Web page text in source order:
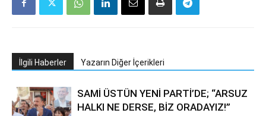
İlgili Haberler Yazarın Diğer İçerikleri
SAMİ ÜSTÜN YENİ PARTİ’DE; “ARSUZ
HALKI NE DERSE, BİZ ORADAYIZ!”